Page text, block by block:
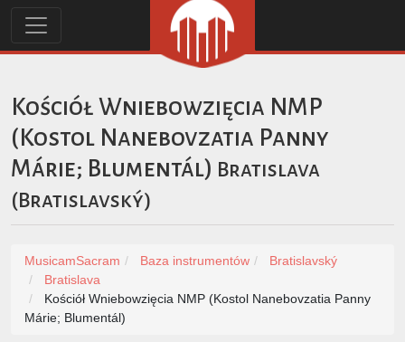
Kościół Wniebowzięcia NMP
(Kostol Nanebovzatia Panny
Márie; Blumentál) Bratislava
(Bratislavský)
MusicamSacram Baza instrumentów
Bratislavský
Bratislava
Kościół Wniebowzięcia NMP (Kostol Nanebovzatia Panny
Márie; Blumentál)